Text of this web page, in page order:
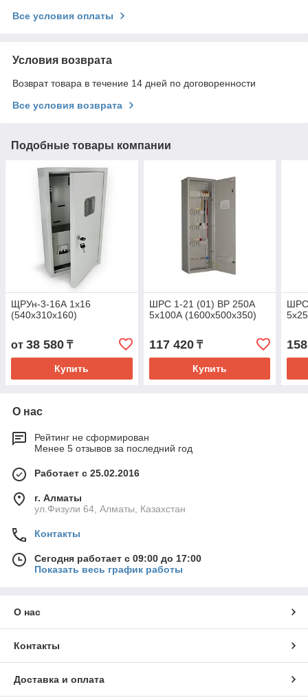
Все условия оплаты
Условия возврата
Возврат товара в течение 14 дней по договоренности
Все условия возврата
Подобные товары компании
ЩРУн-3-16А 1х16
(540x310x160)
от 38 580 ₸
Купить
ШРС 1-21 (01) ВР 250А
5х100А (1600х500х350)
117 420₸
Купить
ШРС
О нас
Рейтинг не сформирован
Менее 5 отзывов за последний год
Работает с 25.02.2016
г. Алматы
ул.Физули 64, Алматы, Казахстан
Контакты
Сегодня работает с 09:00 до 17:00
Показать весь график работы
О нас
Контакты
Доставка и оплата